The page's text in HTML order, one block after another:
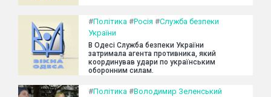
#Політика #Росія #Служба безпеки
України
В Одесі Служба безпеки України
затримала агента противника, який
координував удари по українським
оборонним силам.
#Політика #Володимир Зеленський